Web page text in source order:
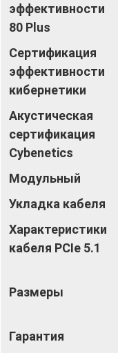
эффективности
80 Plus
Сертификация
эффективности
кибернетики
Акустическая
сертификация
Cybenetics
Модульный
Укладка кабеля
Характеристики
кабеля PCIe 5.1
Размеры
Гарантия